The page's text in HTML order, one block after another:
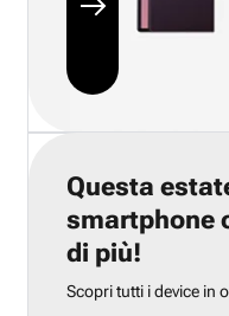
Questa
smartphone
di più!
Scopri tutti i device in